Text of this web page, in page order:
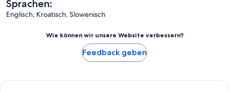
Sprachen:
Englisch, Kroatisch, Slowenisch
Wie können wir unsere Website verbessern?
Feedback geben